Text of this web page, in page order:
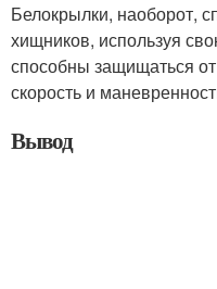
Белокрылки, наоборот,
хищников, используя
способны защищаться
скорость и
Вывод